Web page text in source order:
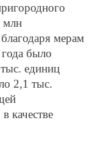
млн
мерам
было
единиц
2,1 тыс.
качестве